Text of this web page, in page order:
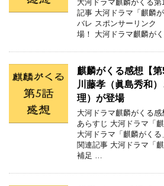
大河ドラマ麒麟がくる
記事 大河ドラマ「麒麟
バレ スポンサーリン
場！ 大河ドラマ麒麟が
麒麟がくる感想【
川藤孝（眞島秀和
理）が登場
大河ドラマ麒麟がくる
あらすじ 大河ドラマ「
大河ドラマ「麒麟がく
関連記事 大河ドラマ「
補足 …